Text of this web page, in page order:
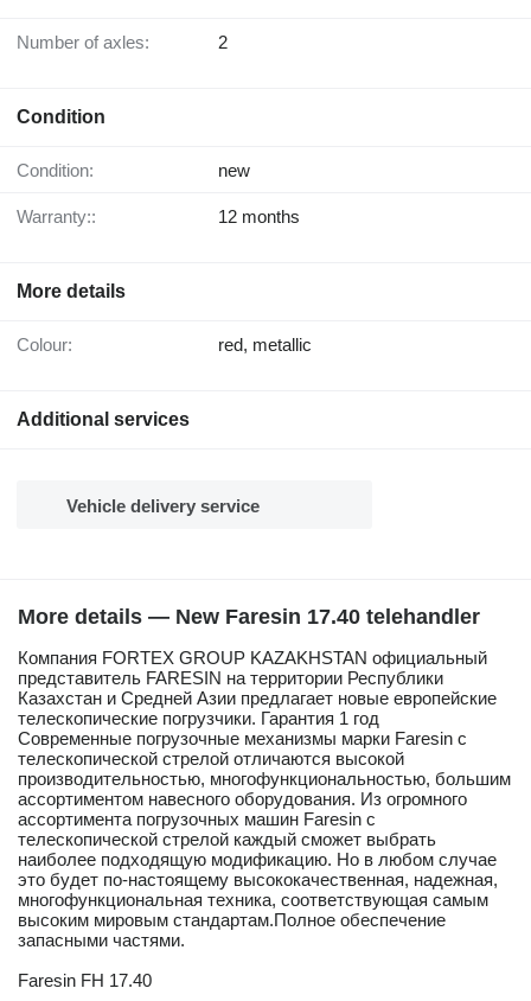
Number of axles: 2
Condition
Condition: new
Warranty:: 12 months
More details
Colour: red, metallic
Additional services
Vehicle delivery service
More details — New Faresin 17.40 telehandler
Компания FORTEX GROUP KAZAKHSTAN официальный
представитель FARESIN на территории Республики
Казахстан и Средней Азии предлагает новые европейские
телескопические погрузчики. Гарантия 1 год
Современные погрузочные механизмы марки Faresin с
телескопической стрелой отличаются высокой
производительностью, многофункциональностью, большим
ассортиментом навесного оборудования. Из огромного
ассортимента погрузочных машин Faresin с
телескопической стрелой каждый сможет выбрать
наиболее подходящую модификацию. Но в любом случае
это будет по-настоящему высококачественная, надежная,
многофункциональная техника, соответствующая самым
высоким мировым стандартам.Полное обеспечение
запасными частями.
Faresin FH 17.40